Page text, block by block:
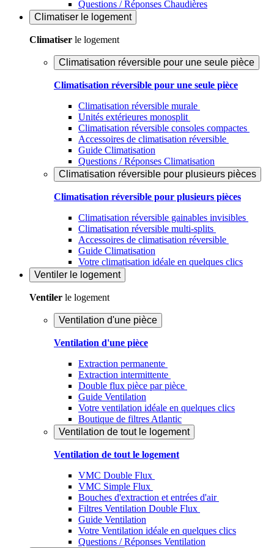
Questions / Réponses Chaudières
Climatiser le logement
Climatiser le logement
Climatisation réversible pour une seule pièce
Climatisation réversible pour une seule pièce
Climatisation réversible murale
Unités extérieures monosplit
Climatisation réversible consoles compactes
Accessoires de climatisation réversible
Guide Climatisation
Questions / Réponses Climatisation
Climatisation réversible pour plusieurs pièces
Climatisation réversible pour plusieurs pièces
Climatisation réversible gainables invisibles
Climatisation réversible multi-splits
Accessoires de climatisation réversible
Guide Climatisation
Votre climatisation idéale en quelques clics
Ventiler le logement
Ventiler le logement
Ventilation d'une pièce
Ventilation d'une pièce
Extraction permanente
Extraction intermittente
Double flux pièce par pièce
Guide Ventilation
Votre ventilation idéale en quelques clics
Boutique de filtres Atlantic
Ventilation de tout le logement
Ventilation de tout le logement
VMC Double Flux
VMC Simple Flux
Bouches d'extraction et entrées d'air
Filtres Ventilation Double Flux
Guide Ventilation
Votre Ventilation idéale en quelques clics
Questions / Réponses Ventilation